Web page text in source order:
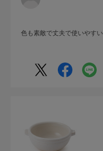
色も素敵で丈夫で使いやすい